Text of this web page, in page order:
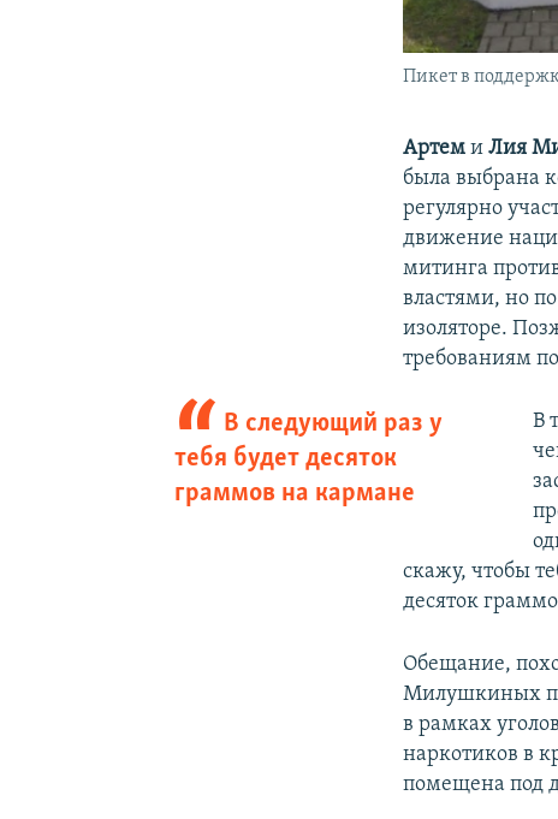
Пикет в
АртемиЛия
была выбрана
регулярно
движение
митинга
властями, но
изоляторе.
требованиям
В следующий раз у
тебя будет десяток
граммов на кармане
В
скажу, чтобы
десяток
Обещание,
Милушкиных
в рамках
наркотиков в
помещена под